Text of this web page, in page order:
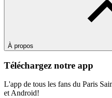
À propos
Téléchargez notre app
L'app de tous les fans du Paris
et Android!